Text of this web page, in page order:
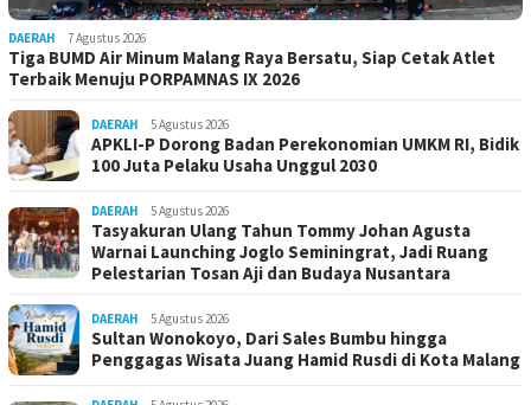
DAERAH 7 Agustus 2026
Tiga BUMD Air Minum Malang Raya Bersatu, Siap Cetak Atlet
Terbaik Menuju PORPAMNAS IX 2026
DAERAH 5 Agustus 2026
APKLI-P Dorong Badan Perekonomian UMKM RI, Bidik
100 Juta Pelaku Usaha Unggul 2030
DAERAH 5 Agustus 2026
Tasyakuran Ulang Tahun Tommy Johan Agusta
Warnai Launching Joglo Seminingrat, Jadi Ruang
Pelestarian Tosan Aji dan Budaya Nusantara
DAERAH 5 Agustus 2026
Sultan Wonokoyo, Dari Sales Bumbu hingga
Penggagas Wisata Juang Hamid Rusdi di Kota Malang